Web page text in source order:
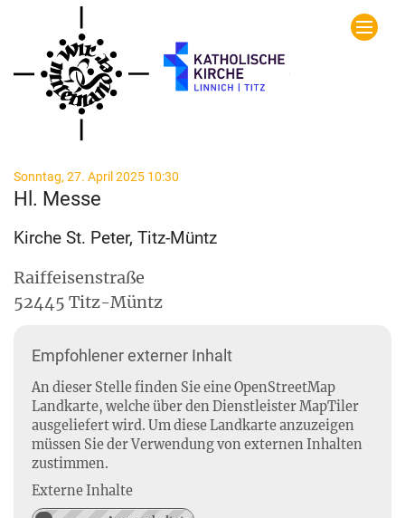
Zum Inhalt springen
Sonntag, 27. April 2025 10:30
Hl. Messe
Kirche St. Peter, Titz-Müntz
Raiffeisenstraße
52445 Titz-Müntz
Empfohlener externer Inhalt
An dieser Stelle finden Sie eine OpenStreetMap
Landkarte, welche über den Dienstleister MapTiler
ausgeliefert wird. Um diese Landkarte anzuzeigen
müssen Sie der Verwendung von externen Inhalten
zustimmen.
Externe Inhalte